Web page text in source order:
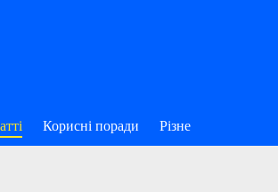
Корисні поради Різне